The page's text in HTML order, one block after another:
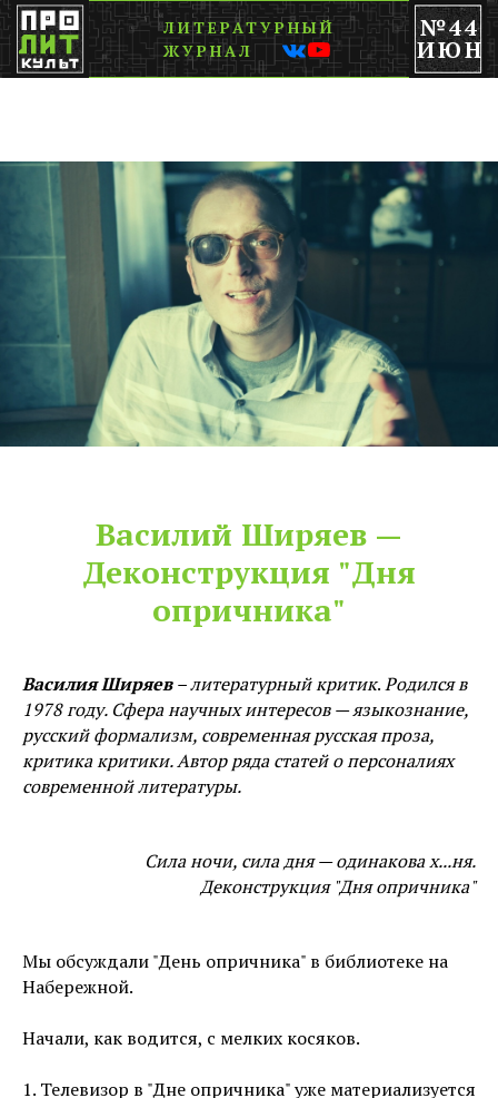
ЛИТЕРАТУРНЫЙ
ЖУРНАЛ
№44
ИЮН
Василий Ширяев —
Деконструкция "Дня
опричника"
Василия Ширяев– литературный критик.Родился в
1978 году. Сфера научных интересов — языкознание,
русский формализм, современная русская проза,
критика критики. Автор ряда статей о персоналиях
современной литературы.
Сила ночи, сила дня — одинакова х...ня.
Деконструкция "Дня опричника"
Мы обсуждали "День опричника" в библиотеке на
Набережной.
Начали, как водится, с мелких косяков.
1. Телевизор в "Дне опричника" уже материализуется